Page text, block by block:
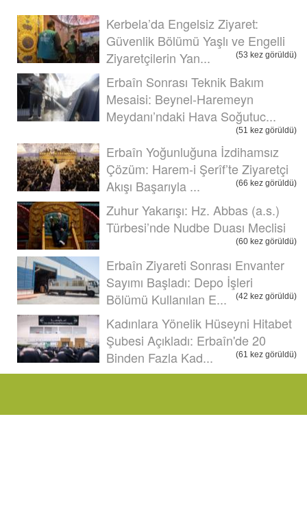
Kerbela’da Engelsiz Ziyaret:
Güvenlik Bölümü Yaşlı ve Engelli
Ziyaretçilerin Yan...
(53 kez görüldü)
Erbaîn Sonrası Teknik Bakım
Mesaisi: Beynel-Haremeyn
Meydanı’ndaki Hava Soğutuc...
(51 kez görüldü)
Erbaîn Yoğunluğuna İzdihamsız
Çözüm: Harem-i Şerîf’te Ziyaretçi
Akışı Başarıyla ...
(66 kez görüldü)
Zuhur Yakarışı: Hz. Abbas (a.s.)
Türbesi’nde Nudbe Duası Meclisi
(60 kez görüldü)
Erbaîn Ziyareti Sonrası Envanter
Sayımı Başladı: Depo İşleri
Bölümü Kullanılan E...
(42 kez görüldü)
Kadınlara Yönelik Hüseyni Hitabet
Şubesi Açıkladı: Erbaîn'de 20
Binden Fazla Kad...
(61 kez görüldü)